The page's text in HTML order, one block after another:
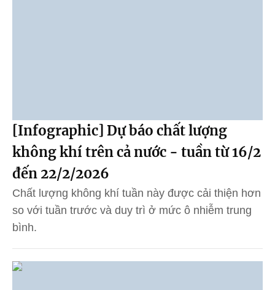
[Infographic] Dự báo chất lượng
không khí trên cả nước - tuần từ 16/2
đến 22/2/2026
Chất lượng không khí tuần này được cải thiện hơn
so với tuần trước và duy trì ở mức ô nhiễm trung
bình.